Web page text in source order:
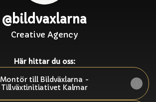
@bildvaxlarna
Creative Agency
Här hittar du oss:
Montör till Bildväxlarna -
Tillväxtinitiativet Kalmar